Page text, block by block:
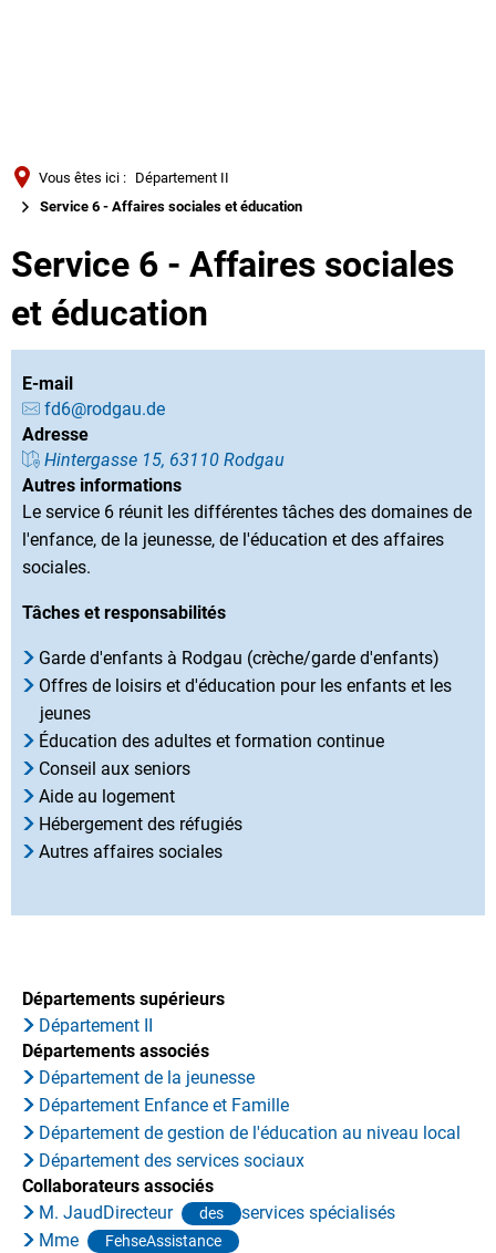
Русский
Vous êtes ici : Département II
Service 6 - Affaires sociales et éducation
Service 6 - Affaires sociales
et éducation
E-mail
fd6@rodgau.de
Adresse
Hintergasse 15, 63110 Rodgau
Autres informations
Le service 6 réunit les différentes tâches des domaines de
l'enfance, de la jeunesse, de l'éducation et des affaires
sociales.
Tâches et responsabilités
Garde d'enfants à Rodgau (crèche/garde d'enfants)
Offres de loisirs et d'éducation pour les enfants et les
jeunes
Éducation des adultes et formation continue
Conseil aux seniors
Aide au logement
Hébergement des réfugiés
Autres affaires sociales
Départements supérieurs
Département II
Départements associés
Département de la jeunesse
Département Enfance et Famille
Département de gestion de l'éducation au niveau local
Département des services sociaux
Collaborateurs associés
M. JaudDirecteur
des
services spécialisés
Mme
FehseAssistance